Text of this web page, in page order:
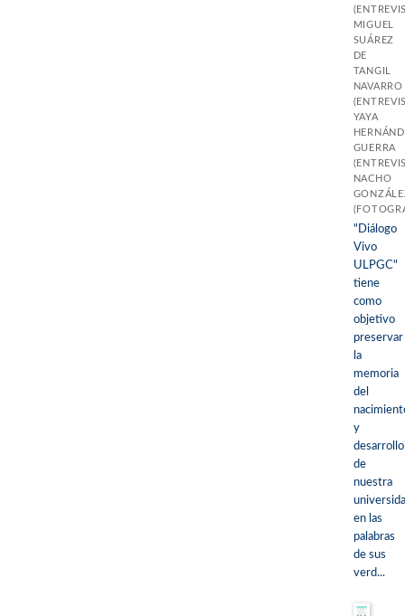
MIGUEL
SUÁREZ
DE
TANGIL
NAVARRO
YAYA
GUERRA
NACHO
"Diálogo
Vivo
ULPGC"
tiene
como
objetivo
preservar
la
memoria
del
y
desarrollo
de
nuestra
en las
palabras
de sus
verd...